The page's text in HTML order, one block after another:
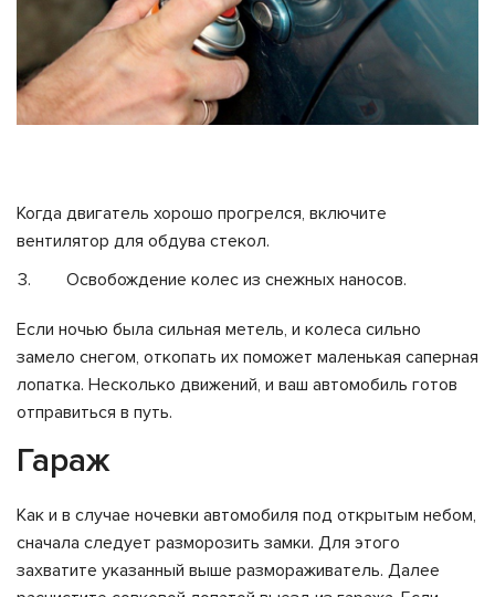
Когда двигатель хорошо прогрелся, включите
вентилятор для обдува стекол.
Освобождение колес из снежных наносов.
Если ночью была сильная метель, и колеса сильно
замело снегом, откопать их поможет маленькая саперная
лопатка. Несколько движений, и ваш автомобиль готов
отправиться в путь.
Гараж
Как и в случае ночевки автомобиля под открытым небом,
сначала следует разморозить замки. Для этого
захватите указанный выше размораживатель. Далее